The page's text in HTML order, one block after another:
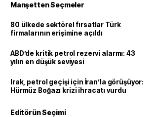
Manşetten Seçmeler
80 ülkede sektörel fırsatlar Türk
firmalarının erişimine açıldı
ABD’de kritik petrol rezervi alarmı: 43
yılın en düşük seviyesi
Irak, petrol geçişi için İran’la görüşüyor:
Hürmüz Boğazı krizi ihracatı vurdu
Editörün Seçimi